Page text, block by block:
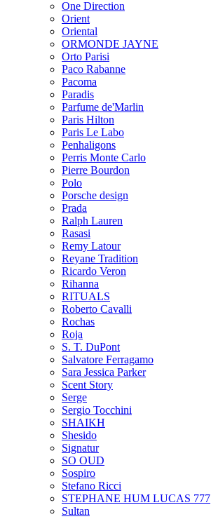
One Direction
Orient
Oriental
ORMONDE JAYNE
Orto Parisi
Paco Rabanne
Pacoma
Paradis
Parfume de'Marlin
Paris Hilton
Paris Le Labo
Penhaligons
Perris Monte Carlo
Pierre Bourdon
Polo
Porsche design
Prada
Ralph Lauren
Rasasi
Remy Latour
Reyane Tradition
Ricardo Veron
Rihanna
RITUALS
Roberto Cavalli
Rochas
Roja
S. T. DuPont
Salvatore Ferragamo
Sara Jessica Parker
Scent Story
Serge
Sergio Tocchini
SHAIKH
Shesido
Signatur
SO OUD
Sospiro
Stefano Ricci
STEPHANE HUM LUCAS 777
Sultan